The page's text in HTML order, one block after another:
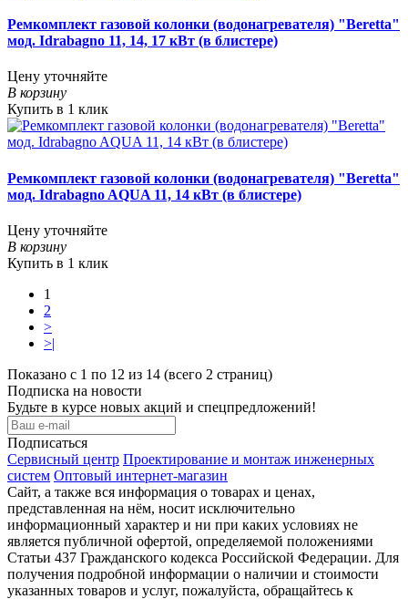
Ремкомплект газовой колонки (водонагревателя) "Beretta"
мод. Idrabagno 11, 14, 17 кВт (в блистере)
Цену уточняйте
В корзину
Купить в 1 клик
Ремкомплект газовой колонки (водонагревателя) "Beretta"
мод. Idrabagno AQUA 11, 14 кВт (в блистере)
Цену уточняйте
В корзину
Купить в 1 клик
1
2
>
>|
Показано с 1 по 12 из 14 (всего 2 страниц)
Подписка на новости
Будьте в курсе новых акций и спецпредложений!
Подписаться
Сервисный центр Проектирование и монтаж инженерных
систем Оптовый интернет-магазин
Сайт, а также вся информация о товарах и ценах,
представленная на нём, носит исключительно
информационный характер и ни при каких условиях не
является публичной офертой, определяемой положениями
Статьи 437 Гражданского кодекса Российской Федерации. Для
получения подробной информации о наличии и стоимости
указанных товаров и услуг, пожалуйста, обращайтесь к